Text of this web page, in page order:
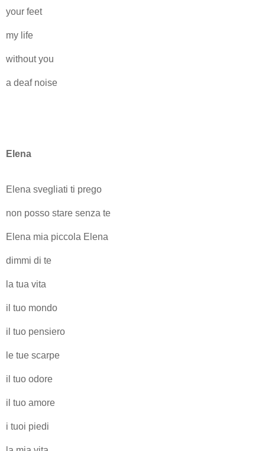
your feet
my life
without you
a deaf noise
Elena
Elena svegliati ti prego
non posso stare senza te
Elena mia piccola Elena
dimmi di te
la tua vita
il tuo mondo
il tuo pensiero
le tue scarpe
il tuo odore
il tuo amore
i tuoi piedi